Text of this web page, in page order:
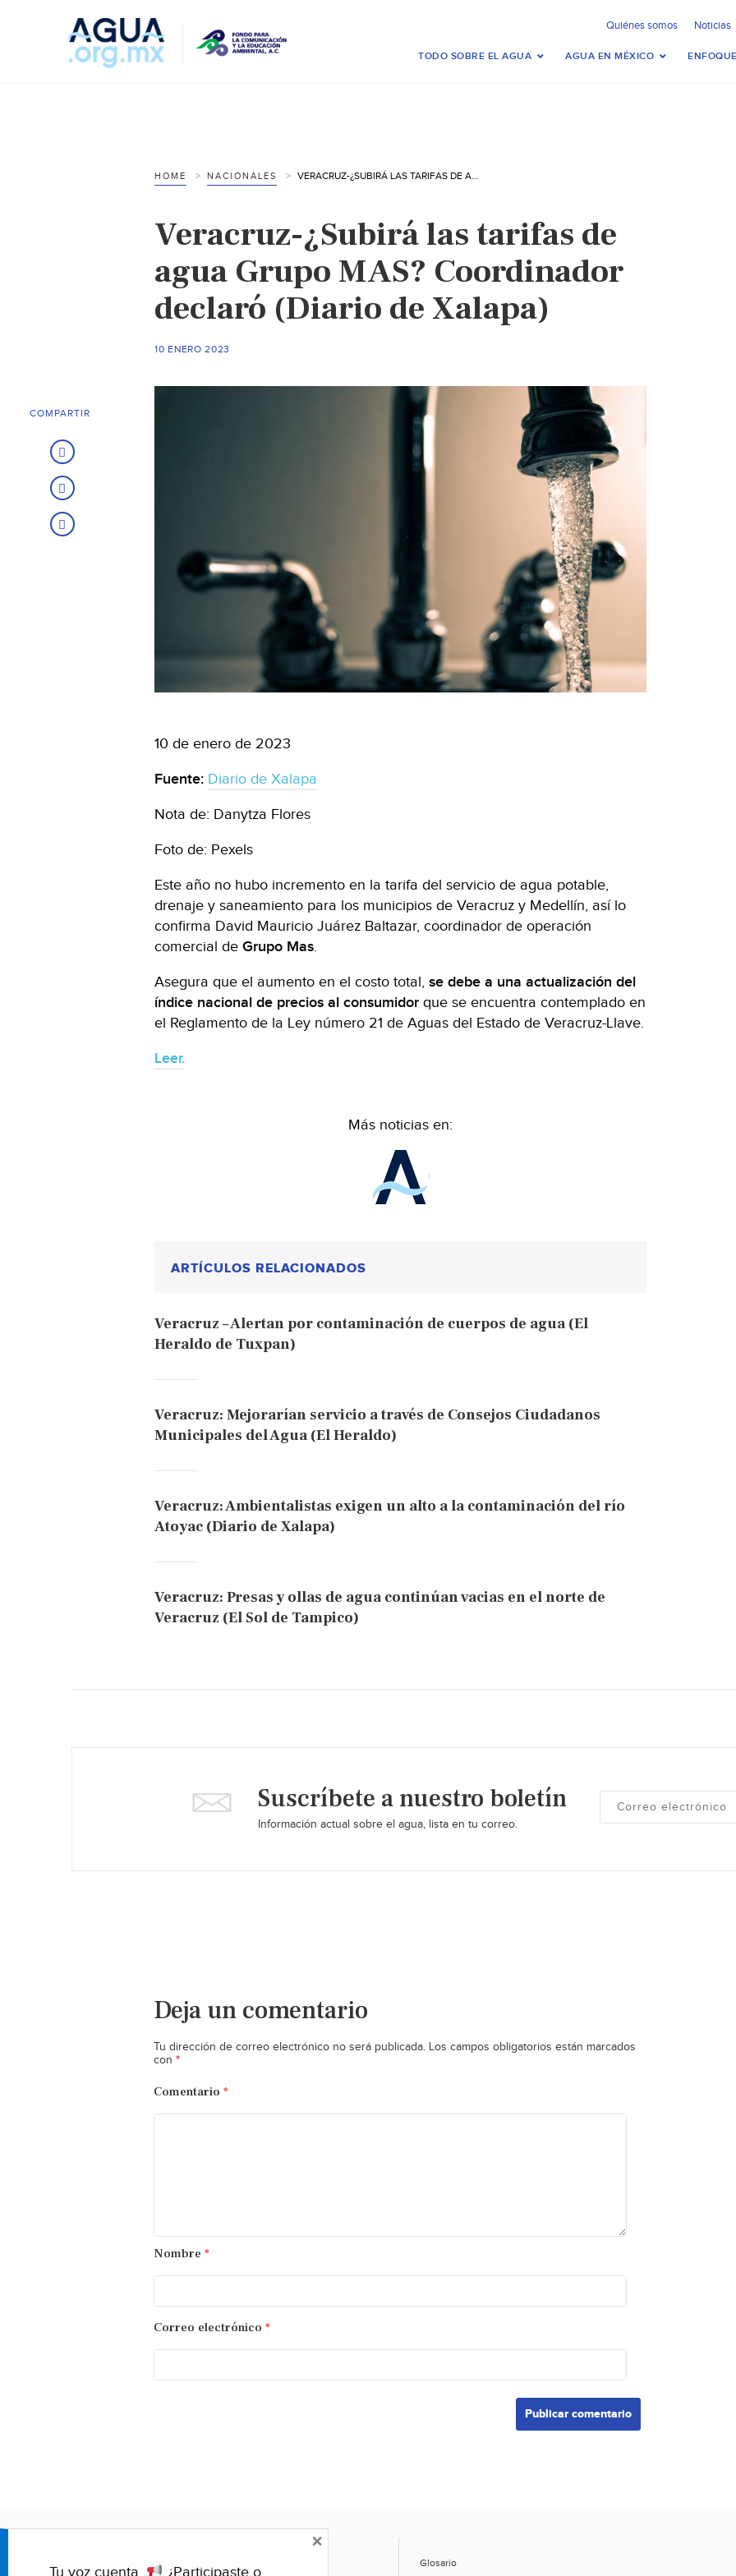
Quiénes somos Noticias
TODO SOBRE EL AGUA AGUA EN MÉXICO
HOME NACIONALES VERACRUZ-¿SUBIRÁ LAS TARIFAS DE AGUA GRUPO MAS? COORDINADOR DECLARÓ (DIARIO DE XALAPA)
Veracruz-¿Subirá las tarifas de
agua Grupo MAS? Coordinador
declaró (Diario de Xalapa)
10 ENERO 2023
10 de enero de 2023
Fuente: Diario de Xalapa
Nota de: Danytza Flores
Foto de: Pexels
Este año no hubo incremento en la tarifa del servicio de agua potable,
drenaje y saneamiento para los municipios de Veracruz y Medellín, así lo
confirma David Mauricio Juárez Baltazar, coordinador de operación
comercial de Grupo Mas.
Asegura que el aumento en el costo total, se debe a una actualización del
índice nacional de precios al consumidor que se encuentra contemplado en
el Reglamento de la Ley número 21 de Aguas del Estado de Veracruz-Llave.
Leer.
Más noticias en:
ARTÍCULOS RELACIONADOS
Veracruz – Alertan por contaminación de cuerpos de agua (El
Heraldo de Tuxpan)
Veracruz: Mejorarían servicio a través de Consejos Ciudadanos
Municipales del Agua (El Heraldo)
Veracruz: Ambientalistas exigen un alto a la contaminación del río
Atoyac (Diario de Xalapa)
Veracruz: Presas y ollas de agua continúan vacias en el norte de
Veracruz (El Sol de Tampico)
COMPARTIR
Suscríbete a nuestro boletín
Información actual sobre el agua, lista en tu correo.
Deja un comentario
Tu dirección de correo electrónico no será publicada. Los campos obligatorios están marcados
con *
Comentario *
Nombre *
Correo electrónico *
Glosario
Tu voz cuenta. ¿Participaste o
×